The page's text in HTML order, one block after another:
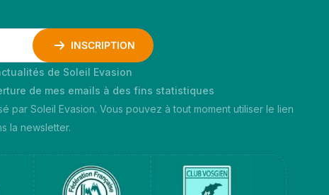
INSCRIPTION
de Soleil Evasion
de mes emails à des fins statistiques
par Soleil Evasion. Vous pouvez à tout moment utiliser le lien
la newsletter.